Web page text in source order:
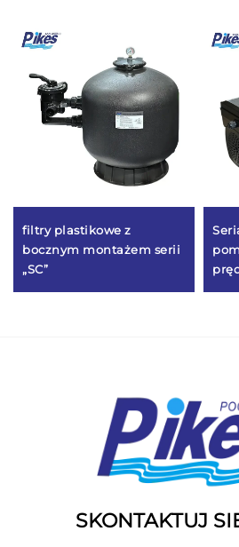
filtry plastikowe z
bocznym montażem serii
„SC”
SKONTAKTUJ